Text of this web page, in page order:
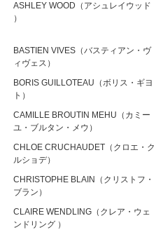
ASHLEY WOOD（アシュレイウッド
）
BASTIEN VIVES（バスティアン・ヴ
ィヴェス）
BORIS GUILLOTEAU（ボリス・ギヨ
ト）
CAMILLE BROUTIN MEHU（カミー
ユ・ブルタン・メウ）
CHLOE CRUCHAUDET（クロエ・ク
ルショデ）
CHRISTOPHE BLAIN（クリストフ・
ブラン）
CLAIRE WENDLING（クレア・ウェ
ンドリング ）